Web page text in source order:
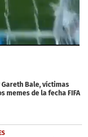
Gareth Bale, víctimas
memes de la fecha FIFA